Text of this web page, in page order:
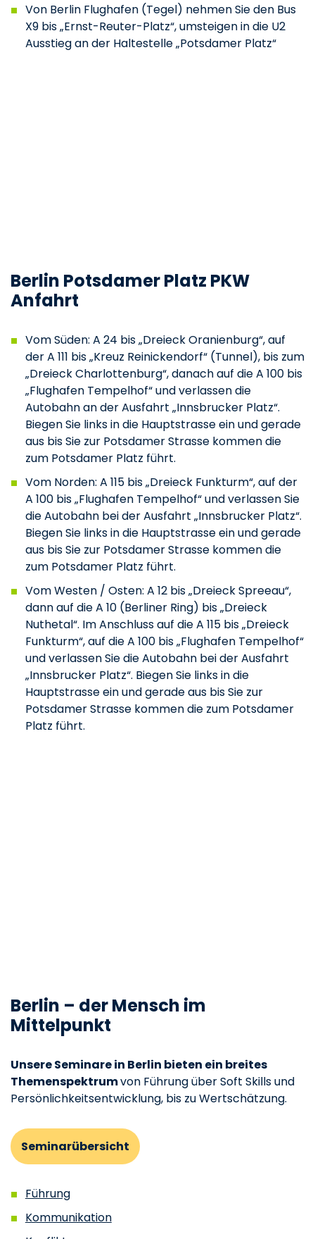
Von Berlin Flughafen (Tegel) nehmen Sie den Bus
X9 bis „Ernst-Reuter-Platz“, umsteigen in die U2
Ausstieg an der Haltestelle „Potsdamer Platz“
Berlin Potsdamer Platz PKW
Anfahrt
Vom Süden: A 24 bis „Dreieck Oranienburg“, auf
der A 111 bis „Kreuz Reinickendorf“ (Tunnel), bis zum
„Dreieck Charlottenburg“, danach auf die A 100 bis
„Flughafen Tempelhof“ und verlassen die
Autobahn an der Ausfahrt „Innsbrucker Platz“.
Biegen Sie links in die Hauptstrasse ein und gerade
aus bis Sie zur Potsdamer Strasse kommen die
zum Potsdamer Platz führt.
Vom Norden: A 115 bis „Dreieck Funkturm“, auf der
A 100 bis „Flughafen Tempelhof“ und verlassen Sie
die Autobahn bei der Ausfahrt „Innsbrucker Platz“.
Biegen Sie links in die Hauptstrasse ein und gerade
aus bis Sie zur Potsdamer Strasse kommen die
zum Potsdamer Platz führt.
Vom Westen / Osten: A 12 bis „Dreieck Spreeau“,
dann auf die A 10 (Berliner Ring) bis „Dreieck
Nuthetal“. Im Anschluss auf die A 115 bis „Dreieck
Funkturm“, auf die A 100 bis „Flughafen Tempelhof“
und verlassen Sie die Autobahn bei der Ausfahrt
„Innsbrucker Platz“. Biegen Sie links in die
Hauptstrasse ein und gerade aus bis Sie zur
Potsdamer Strasse kommen die zum Potsdamer
Platz führt.
Berlin – der Mensch im
Mittelpunkt
Unsere Seminare in Berlin bieten ein breites
Themenspektrumvon Führung über Soft Skills und
Persönlichkeitsentwicklung, bis zu Wertschätzung.
Seminarübersicht
Führung
Kommunikation